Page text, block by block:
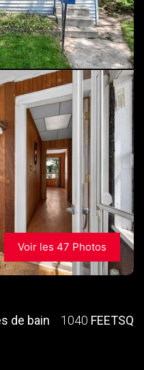
Voir les 47 Photos
de bain 1040 FEETSQ